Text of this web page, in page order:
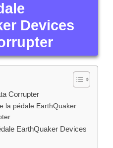
Devices
Corrupter
la pédale EarthQuaker
EarthQuaker Devices